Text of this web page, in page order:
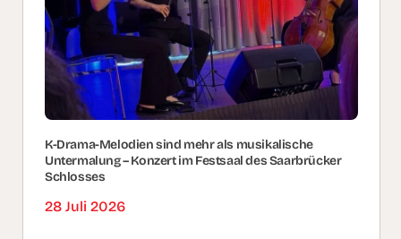
K-Drama-Melodien sind mehr als musikalische
Untermalung – Konzert im Festsaal des Saarbrücker
Schlosses
28 Juli 2026